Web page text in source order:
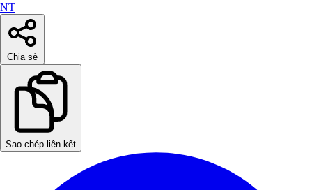
NT
Chia sẻ
Sao chép liên kết